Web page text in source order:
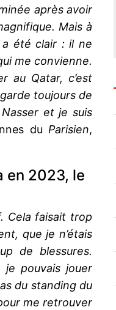
après avoir
Mais à
été clair : il ne
me convienne.
au Qatar, c’est
toujours de
et je suis
duParisien,
en 2023, le
Cela faisait trop
que je n’étais
de blessures.
je pouvais jouer
du standing du
me retrouver